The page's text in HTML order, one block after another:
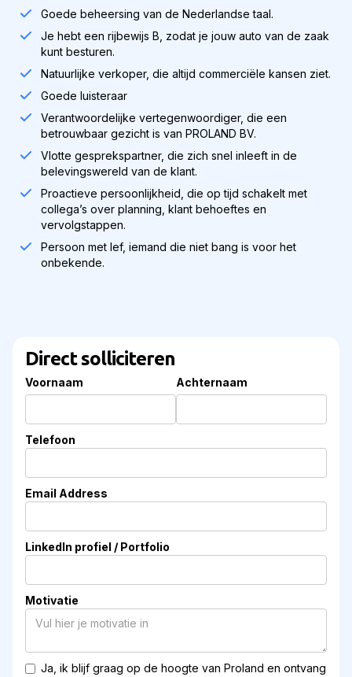
Goede beheersing van de Nederlandse taal.
Je hebt een rijbewijs B, zodat je jouw auto van de zaak
kunt besturen.
Natuurlijke verkoper, die altijd commerciële kansen ziet.
Goede luisteraar
Verantwoordelijke vertegenwoordiger, die een
betrouwbaar gezicht is van PROLAND BV.
Vlotte gesprekspartner, die zich snel inleeft in de
belevingswereld van de klant.
Proactieve persoonlijkheid, die op tijd schakelt met
collega’s over planning, klant behoeftes en
vervolgstappen.
Persoon met lef, iemand die niet bang is voor het
onbekende.
Direct solliciteren
Voornaam Achternaam
Telefoon
Email Address
LinkedIn profiel / Portfolio
Motivatie
Ja, ik blijf graag op de hoogte van Proland en ontvang